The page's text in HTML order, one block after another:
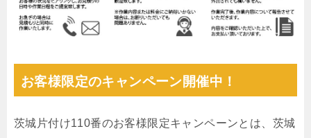
お客様限定のキャンペーン開催中！
茨城片付け110番のお客様限定キャンペーンとは、茨城